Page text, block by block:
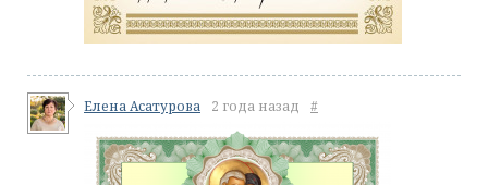
Елена Асатурова 2 года назад #